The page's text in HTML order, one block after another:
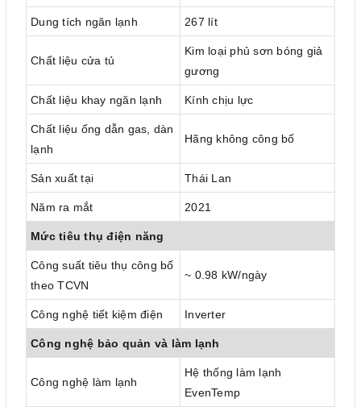
Dung tích ngăn lạnh 267 lít
Chất liệu cửa tủ
Kim loại phủ sơn bóng giả
gương
Chất liệu khay ngăn lạnh Kính chịu lực
Chất liệu ống dẫn gas, dàn
lạnh
Hãng không công bố
Sản xuất tại Thái Lan
Năm ra mắt 2021
Mức tiêu thụ điện năng
Công suất tiêu thụ công bố
theo TCVN
~ 0.98 kW/ngày
Công nghệ tiết kiệm điện Inverter
Công nghệ bảo quản và làm lạnh
Công nghệ làm lạnh
Hệ thống làm lạnh
EvenTemp